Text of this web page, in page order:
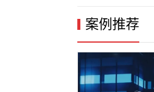
案例推荐